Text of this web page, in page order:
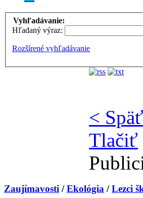
Vyhľadávanie:
Hľadaný výraz:
Rozšírené vyhľadávanie
< Späť
Tlačiť
Zaujímavosti /Ekológia /Lezci